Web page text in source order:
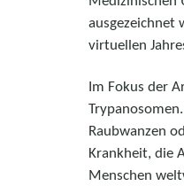
ausgezeichnet
virtuellen
Im Fokus der
Raubwanzen
Krankheit, die
Menschen